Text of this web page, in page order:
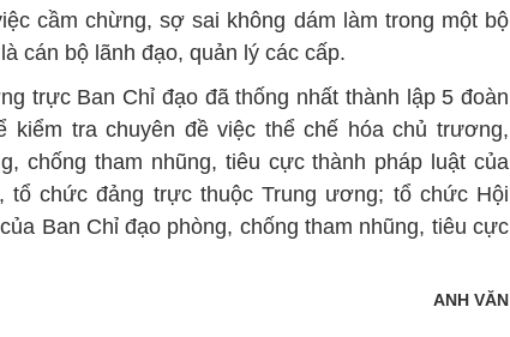
cầm chừng, sợ sai không dám làm trong một bộ
cán bộ lãnh đạo, quản lý các cấp.
trực Ban Chỉ đạo đã thống nhất thành lập 5 đoàn
kiểm tra chuyên đề việc thể chế hóa chủ trương,
chống tham nhũng, tiêu cực thành pháp luật của
tổ chức đảng trực thuộc Trung ương; tổ chức Hội
Ban Chỉ đạo phòng, chống tham nhũng, tiêu cực
ANH VĂN